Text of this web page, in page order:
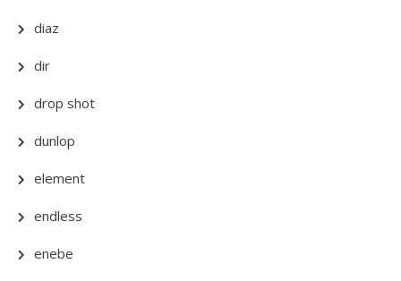
diaz
dir
drop shot
dunlop
element
endless
enebe